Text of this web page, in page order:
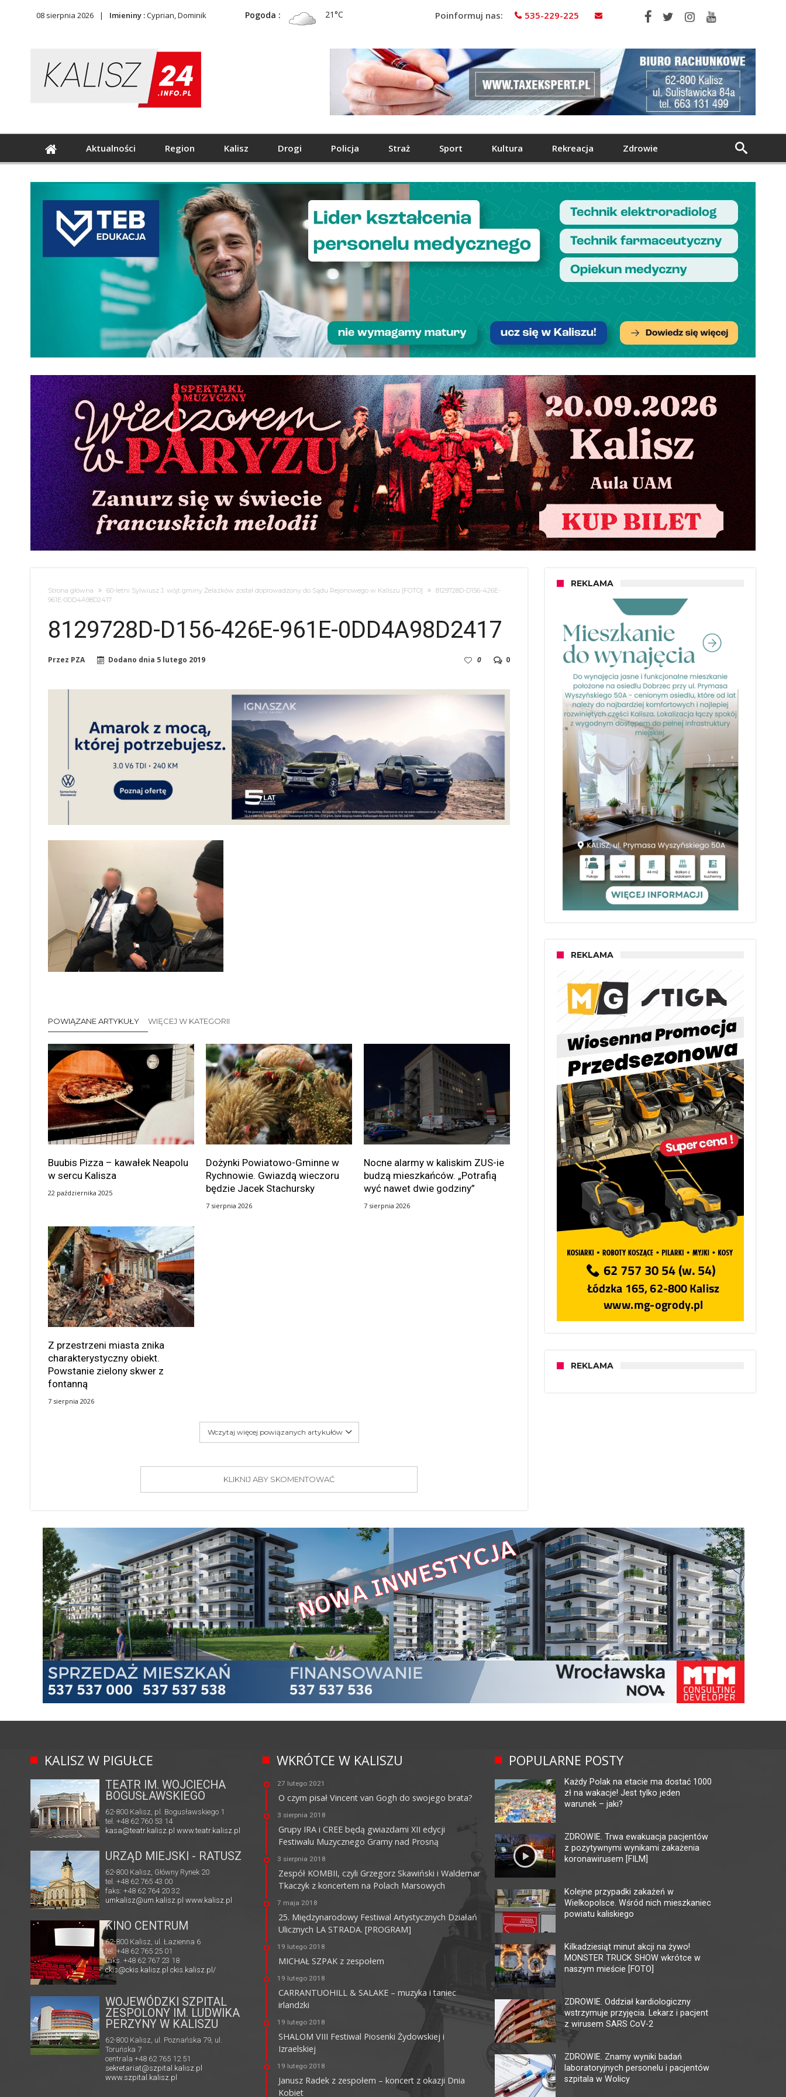
08 sierpnia 2026 Imieniny :Cyprian, Dominik Pogoda : 21°C Poinformuj nas: 535-229-225
Aktualności Region Kalisz Drogi Policja Straż Sport Kultura Rekreacja Zdrowie
Strona główna 60-letni Sylwiusz J. wójt gminy Żelazków został doprowadzony do Sądu Rejonowego w Kaliszu [FOTO]
8129728D-D156-426E-
961E-0DD4A98D2417
8129728D-D156-426E-961E-0DD4A98D2417
Przez PZA Dodano dnia 5 lutego 2019 0
0
POWIĄZANE ARTYKUŁY WIĘCEJ W KATEGORII
Buubis Pizza – kawałek Neapolu
w sercu Kalisza
22 października 2025
Dożynki Powiatowo-Gminne w
Rychnowie. Gwiazdą wieczoru
będzie Jacek Stachursky
7 sierpnia 2026
Nocne alarmy w kaliskim ZUS-ie
budzą mieszkańców. „Potrafią
wyć nawet dwie godziny”
7 sierpnia 2026
Z przestrzeni miasta znika
charakterystyczny obiekt.
Powstanie zielony skwer z
fontanną
7 sierpnia 2026
Wczytaj więcej powiązanych artykułów
KLIKNIJ ABY SKOMENTOWAĆ
REKLAMA
REKLAMA
REKLAMA
KALISZ W PIGUŁCE
TEATR IM. WOJCIECHA
BOGUSŁAWSKIEGO
62-800 Kalisz, pl. Bogusławskiego 1
tel. +48 62 760 53 14
kasa@teatr.kalisz.pl www.teatr.kalisz.pl
URZĄD MIEJSKI - RATUSZ
62-800 Kalisz, Główny Rynek 20
tel. +48 62 765 43 00
faks: +48 62 764 20 32
umkalisz@um.kalisz.pl www.kalisz.pl
KINO CENTRUM
62-800 Kalisz, ul. Łazienna 6
tel. +48 62 765 25 01
faks. +48 62 767 23 18
ckis@ckis.kalisz.pl ckis.kalisz.pl/
MULTIKINO GALERIA
62-800 Kalisz, ul. 3 Maja 1
KINO HELIOS GALERIA
AMBER
62-800 Kalisz, ul. Górnośląska 82
tel. +48 62 761 18 67
kalisz@helios.pl
WOJEWÓDZKI SZPITAL
ZESPOLONY IM. LUDWIKA
PERZYNY W KALISZU
62-800 Kalisz, ul. Poznańska 79, ul.
Toruńska 7
centrala +48 62 765 12 51
sekretariat@szpital.kalisz.pl
www.szpital.kalisz.pl
WKRÓTCE W KALISZU
27 lutego 2021
O czym pisał Vincent van Gogh do swojego brata?
3 sierpnia 2018
Grupy IRA i CREE będą gwiazdami XII edycji
Festiwalu Muzycznego Gramy nad Prosną
3 sierpnia 2018
Zespół KOMBII, czyli Grzegorz Skawiński i Waldemar
Tkaczyk z koncertem na Polach Marsowych
7 maja 2018
25. Międzynarodowy Festiwal Artystycznych Działań
Ulicznych LA STRADA. [PROGRAM]
19 lutego 2018
MICHAŁ SZPAK z zespołem
19 lutego 2018
CARRANTUOHILL & SALAKE – muzyka i taniec
irlandzki
19 lutego 2018
SHALOM VIII Festiwal Piosenki Żydowskiej i
Izraelskiej
19 lutego 2018
Janusz Radek z zespołem – koncert z okazji Dnia
Kobiet
POPULARNE POSTY
Każdy Polak na etacie ma dostać 1000
zł na wakacje! Jest tylko jeden
warunek – jaki?
ZDROWIE. Trwa ewakuacja pacjentów
z pozytywnymi wynikami zakażenia
koronawirusem [FILM]
Kolejne przypadki zakażeń w
Wielkopolsce. Wśród nich mieszkaniec
powiatu kaliskiego
Kilkadziesiąt minut akcji na żywo!
MONSTER TRUCK SHOW wkrótce w
naszym mieście [FOTO]
ZDROWIE. Oddział kardiologiczny
wstrzymuje przyjęcia. Lekarz i pacjent
z wirusem SARS CoV-2
ZDROWIE. Znamy wyniki badań
laboratoryjnych personelu i pacjentów
szpitala w Wolicy